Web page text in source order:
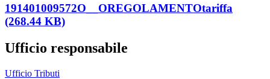
191401009572O__OREGOLAMENTOtariffa
(268.44 KB)
Ufficio responsabile
Ufficio Tributi